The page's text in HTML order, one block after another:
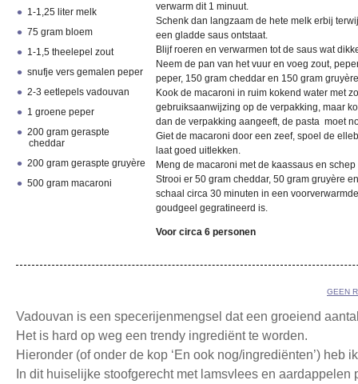
1-1,25 liter melk
75 gram bloem
1-1,5 theelepel zout
snufje vers gemalen peper
2-3 eetlepels vadouvan
1 groene peper
200 gram geraspte
cheddar
200 gram geraspte gruyère
500 gram macaroni
verwarm dit 1 minuut.
Schenk dan langzaam de hete melk erbij
een gladde saus ontstaat.
Blijf roeren en verwarmen tot de saus wat
Neem de pan van het vuur en voeg zout,
peper, 150 gram cheddar en 150 gram
Kook de macaroni in ruim kokend water met
gebruiksaanwijzing op de verpakking, maar
dan de verpakking aangeeft, de pasta moet
Giet de macaroni door een zeef, spoel de
laat goed uitlekken.
Meng de macaroni met de kaassaus en
Strooi er 50 gram cheddar, 50 gram gruyère
schaal circa 30 minuten in een
goudgeel gegratineerd is.
Voor circa 6 personen
GEEN
Vadouvan is een specerijenmengsel dat een groeiend
Het is hard op weg een trendy ingrediënt te worden.
Hieronder (of onder de kop ‘En ook nog/ingrediënten’) heb
In dit huiselijke stoofgerecht met lamsvlees en aardappelen